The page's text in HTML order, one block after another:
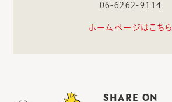
06-6262-9114
ホームページはこちら
SHARE ON